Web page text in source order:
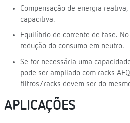
Compensação de energia
capacitiva.
Equilíbrio de corrente de fase.
redução do consumo em neutro.
Se for necessária uma
pode ser ampliado com racks
filtros/racks devem ser do
APLICAÇÕES